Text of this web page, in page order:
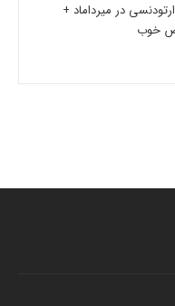
در میرداماد +
خوب